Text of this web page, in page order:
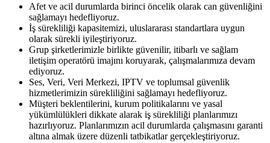
Afet ve acil durumlarda birinci öncelik olarak can güvenliğini
sağlamayı hedefliyoruz.
İş sürekliliği kapasitemizi, uluslararası standartlara uygun
olarak sürekli iyileştiriyoruz.
Grup şirketlerimizle birlikte güvenilir, itibarlı ve sağlam
iletişim operatörü imajını koruyarak, çalışmalarımıza devam
ediyoruz.
Ses, Veri, Veri Merkezi, IPTV ve toplumsal güvenlik
hizmetlerimizin sürekliliğini sağlamayı hedefliyoruz.
Müşteri beklentilerini, kurum politikalarını ve yasal
yükümlülükleri dikkate alarak iş sürekliliği planlarımızı
hazırlıyoruz. Planlarımızın acil durumlarda çalışmasını garanti
altına almak üzere düzenli tatbikatlar gerçekleştiriyoruz.